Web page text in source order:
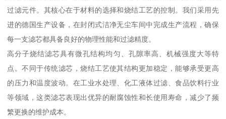
过滤元件。其核心在于材料的选择和烧结工艺的控制。我们采用先
进的德国生产设备，在封闭式洁净无尘车间中完成生产流程，确保
每一支滤芯都具备良好的物理性能和过滤精度。
高分子烧结滤芯具有微孔结构均匀、孔隙率高、机械强度大等特
点。不同于传统滤芯，烧结工艺使其结构更加稳定，能够承受更高
的压力和温度波动。在工业水处理、化工液体过滤、食品饮料行业
等领域，这类滤芯表现出优异的耐腐蚀性和长使用寿命，减少了频
繁更换的维护成本。